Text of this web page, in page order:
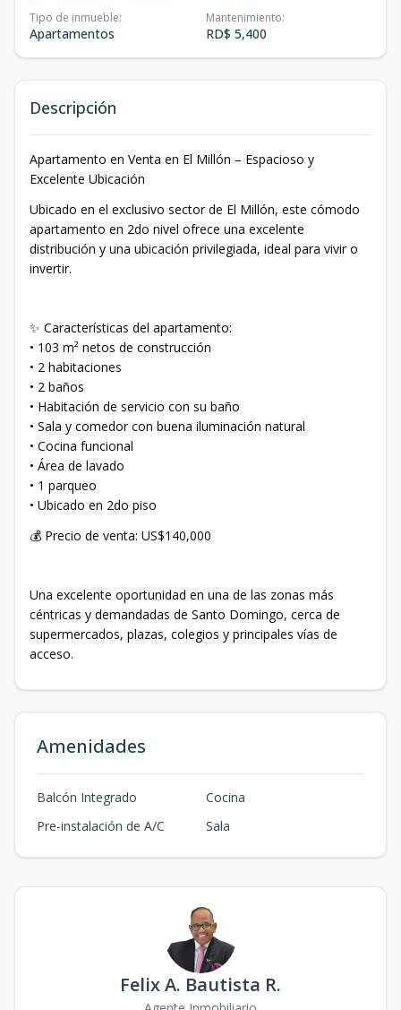
Tipo de inmueble:
Apartamentos
Mantenimiento:
RD$ 5,400
Descripción
Apartamento en Venta en El Millón – Espacioso y
Excelente Ubicación
Ubicado en el exclusivo sector de El Millón, este cómodo
apartamento en 2do nivel ofrece una excelente
distribución y una ubicación privilegiada, ideal para vivir o
invertir.
✨ Características del apartamento:
• 103 m² netos de construcción
• 2 habitaciones
• 2 baños
• Habitación de servicio con su baño
• Sala y comedor con buena iluminación natural
• Cocina funcional
• Área de lavado
• 1 parqueo
• Ubicado en 2do piso
💰 Precio de venta: US$140,000
Una excelente oportunidad en una de las zonas más
céntricas y demandadas de Santo Domingo, cerca de
supermercados, plazas, colegios y principales vías de
acceso.
Amenidades
Balcón Integrado
Cocina
Pre-instalación de A/C
Sala
Felix A. Bautista R.